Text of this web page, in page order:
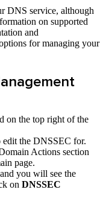
DNS service, although
on supported
and
for managing your
on the top right of the
the DNSSEC for.
Actions section
page.
you will see the
on DNSSEC